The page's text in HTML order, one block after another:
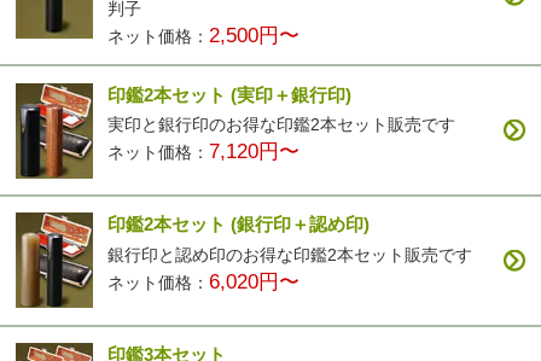
判子
ネット価格： 2,500円〜
印鑑2本セット(実印＋銀行印)
実印と銀行印のお得な印鑑2本セット販売です
ネット価格： 7,120円〜
印鑑2本セット(銀行印＋認め印)
銀行印と認め印のお得な印鑑2本セット販売です
ネット価格：6,020円〜
印鑑3本セット